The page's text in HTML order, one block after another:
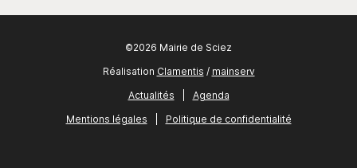
©2026 Mairie de Sciez
Réalisation Clamentis / mainserv
Actualités
Agenda
Mentions légales
Politique de confidentialité